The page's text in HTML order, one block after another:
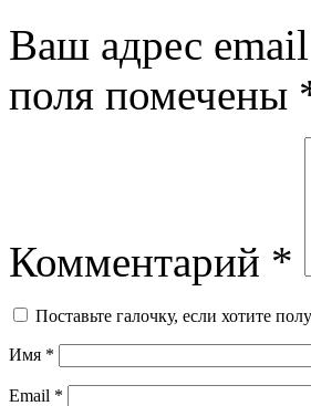
Ваш адрес
поля помечены
Комментарий *
Поставьте галочку, если хотите
Имя *
Email *